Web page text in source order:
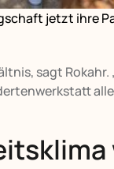
jetzt ihre
sagt